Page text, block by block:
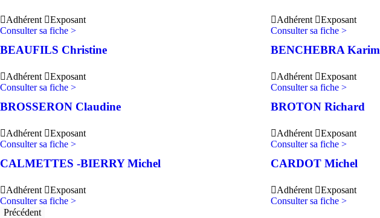
Adhérent
Exposant
Consulter sa fiche >
Adhérent
Exposant
Consulter sa fiche >
BEAUFILS Christine
Adhérent
Exposant
Consulter sa fiche >
BENCHEBRA Karim
Adhérent
Exposant
Consulter sa fiche >
BROSSERON Claudine
Adhérent
Exposant
Consulter sa fiche >
BROTON Richard
Adhérent
Exposant
Consulter sa fiche >
CALMETTES -BIERRY Michel
Adhérent
Exposant
Consulter sa fiche >
CARDOT Michel
Adhérent
Exposant
Consulter sa fiche >
Précédent